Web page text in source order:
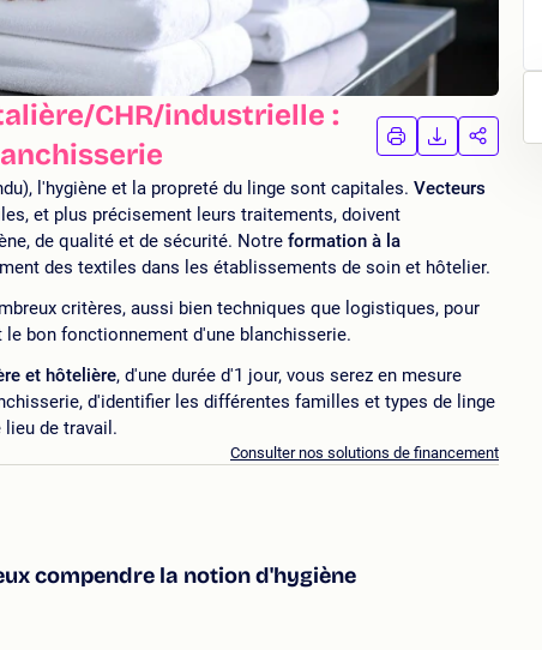
CHR/industrielle :
IMPRIMER
LA
FORMATION
LA
l'hygiène et la propreté du linge sont capitales. Vecteurs
et plus précisement leurs traitements, doivent
de qualité et de sécurité. Notre formation à la
des textiles dans les établissements de soin et hôtelier.
critères, aussi bien techniques que logistiques, pour
bon fonctionnement d'une blanchisserie.
et hôtelière, d'une durée d'1 jour, vous serez en mesure
d'identifier les différentes familles et types de linge
de travail.
Consulter nos solutions de financement
compendre la notion d'hygiène